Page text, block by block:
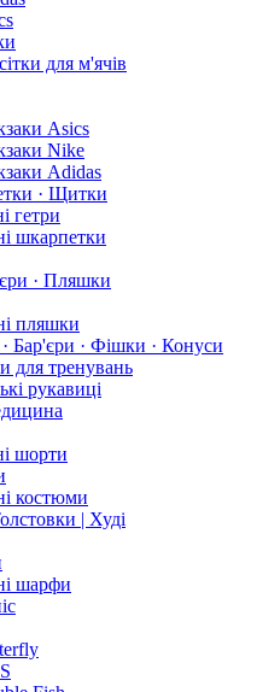
для м'ячів
Asics
Nike
Adidas
· Щитки
гетри
шкарпетки
· Пляшки
пляшки
Бар'єри · Фішки · Конуси
для тренувань
рукавиці
шорти
костюми
| Худі
шарфи